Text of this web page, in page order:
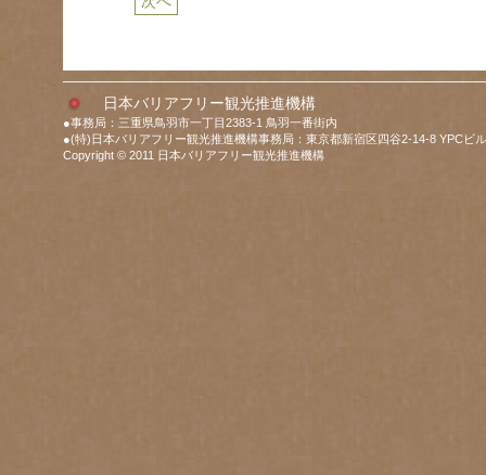
日本バリアフリー観光推進機構
●事務局：三重県鳥羽市一丁目2383-1 鳥羽一番街内
●(特)日本バリアフリー観光推進機構事務局：東京都新宿区四谷2-14-8 YPCビ
Copyright © 2011 日本バリアフリー観光推進機構